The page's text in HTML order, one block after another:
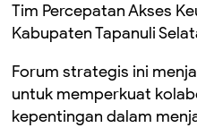
Tim Percepatan Akses
Kabupaten Tapanuli
Forum strategis ini
untuk memperkuat
kepentingan dalam